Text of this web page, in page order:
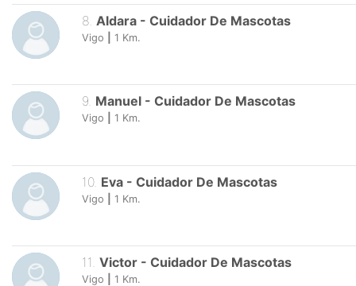
8. Aldara - Cuidador De Mascotas
Vigo 1 Km.
9. Manuel - Cuidador De Mascotas
Vigo 1 Km.
10. Eva - Cuidador De Mascotas
Vigo 1 Km.
11 Victor - Cuidador De Mascotas
Vigo 1 Km.